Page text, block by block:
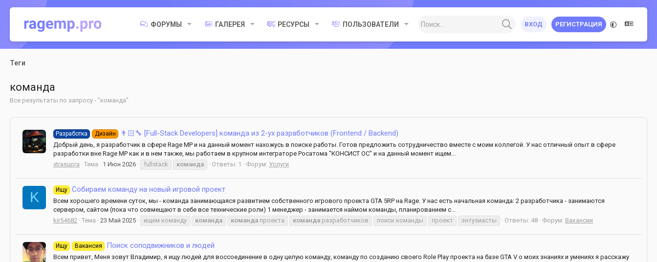
ФОРУМЫ ГАЛЕРЕЯ РЕСУРСЫ ПОЛЬЗОВАТЕЛИ ВХОД РЕГИСТРАЦИЯ
Теги
команда
Все результаты по запросу - "команда"
Разработка Дизайн 👨🏻‍🔧 [Full-Stack Developers] команда из 2-ух разработчиков (Frontend / Backend)
Добрый день, я разработчик в сфере Rage MP и на данный момент нахожусь в поиске работы. Готов предложить сотрудничество вместе с моим коллегой. У нас отличный опыт в сфере
разработки вне Rage MP как и в нем также, мы работаем в крупном интеграторе Росатома "КОНСИСТ ОС" и на данный момент ищем...
xtrasupra
Тема 1 Июн 2026 fullstack команда Ответы: 1 Форум: Услуги
K Ищу Собираем команду на новый игровой проект
Всем хорошего времени суток, мы - команда занимающаяся развитием собственного игрового проекта GTA 5RP на Rage. У нас есть начальная команда: 2 разработчика - занимаются
сервером, сайтом (пока что совмещают в себе все технические роли) 1 менеджер - занимается наймом команды, планированием с...
kir54682
Тема 23 Май 2025 ищем команду команда команда проекта команда разработчиков поиск команды проект энтузиасты Ответы: 48 Форум: Вакансии
Ищу Вакансия Поиск соподвижников и людей
Всем привет, Меня зовут Владимир, я ищу людей для воссоединение в одну целую команду, команду по созданию своего Role Play проекта на базе GTA V о моих знаниях и умениях я расскажу